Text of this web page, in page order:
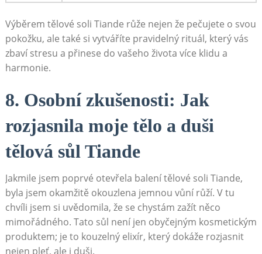
Výběrem tělové soli Tiande růže nejen​ že pečujete o svou
pokožku,‍ ale také⁤ si vytváříte pravidelný rituál, který vás
zbaví stresu a přinese do vašeho života více klidu a
harmonie.
8. Osobní zkušenosti: Jak
rozjasnila ⁢moje‍ tělo a duši
tělová sůl Tiande
Jakmile ⁣jsem poprvé ⁤otevřela balení tělové​ soli Tiande,
byla ⁤jsem okamžitě okouzlena‍ jemnou vůní růží. V tu
chvíli jsem si uvědomila, ⁤že se chystám zažít něco⁤
mimořádného.‍ Tato sůl není jen‌ obyčejným kosmetickým
produktem; je‌ to ⁤kouzelný‍ elixír, který dokáže rozjasnit
nejen‍ pleť, ⁢ale i duši.